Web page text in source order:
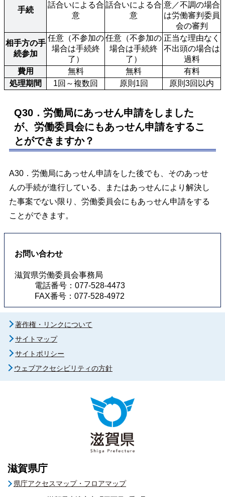
手続
話合いによる合
意
話合いによる合
意
意／不調の場合
は労働審判委員
会の審判
相手方の手
続参加
任意（不参加の
場合は手続終
了）
任意（不参加の
場合は手続終
了）
正当な理由なく
不出頭の場合は
過料
費用
無料 無料
有料
処理期間
1回～複数回 原則1回 原則3回以内
Q30．労働局にあっせん申請をしました
が、労働委員会にもあっせん申請をするこ
とができますか？
A30．労働局にあっせん申請をした後でも、そのあっせ
んの手続が進行している、またはあっせんにより解決し
た事案でない限り、労働委員会にもあっせん申請をする
ことができます。
お問い合わせ
滋賀県労働委員会事務局
電話番号：077-528-4473
FAX番号：077-528-4972
著作権・リンクについて
サイトマップ
サイトポリシー
ウェブアクセシビリティの方針
滋賀県庁
県庁アクセスマップ・フロアマップ